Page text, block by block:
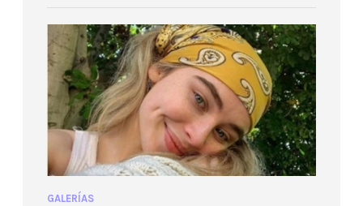
GALERÍAS